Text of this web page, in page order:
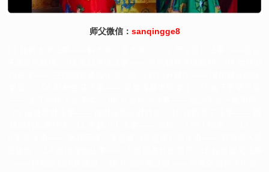
师父微信： sanqingge8